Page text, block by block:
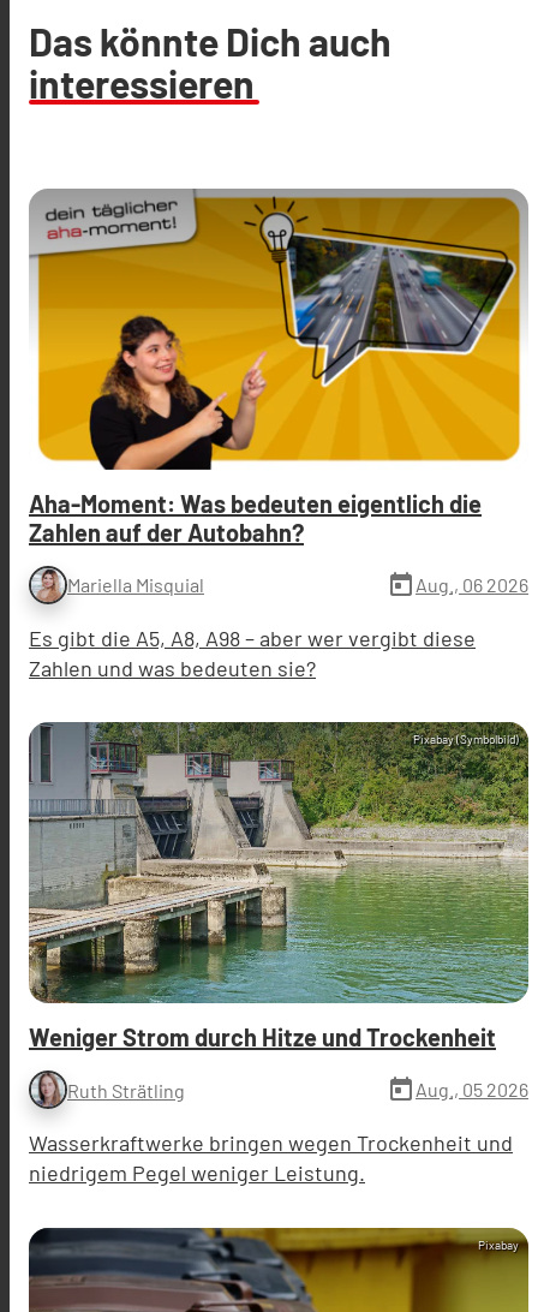
Das könnte Dich auch
interessieren
Aha-Moment: Was bedeuten eigentlich die
Zahlen auf der Autobahn?
Mariella Misquial today Aug., 06 2026
Es gibt die A5, A8, A98 – aber wer vergibt diese
Zahlen und was bedeuten sie?
Pixabay (Symbolbild)
Weniger Strom durch Hitze und Trockenheit
Ruth Strätling today Aug., 05 2026
Wasserkraftwerke bringen wegen Trockenheit und
niedrigem Pegel weniger Leistung.
Pixabay